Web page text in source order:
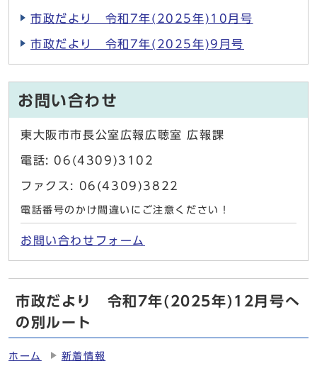
市政だより 令和7年(2025年)10月号
市政だより 令和7年(2025年)9月号
お問い合わせ
東大阪市市長公室広報広聴室 広報課
電話: 06(4309)3102
ファクス: 06(4309)3822
電話番号のかけ間違いにご注意ください！
お問い合わせフォーム
市政だより 令和7年(2025年)12月号へ
の別ルート
ホーム 新着情報